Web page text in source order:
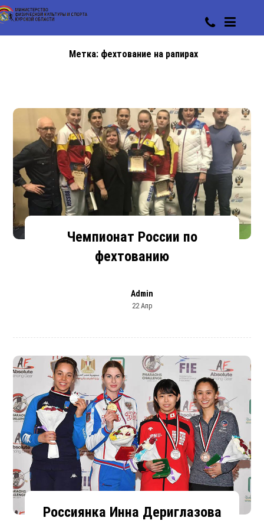
Метка: фехтование на рапирах
Чемпионат России по
фехтованию
Admin
22 Апр
Россиянка Инна Дериглазова